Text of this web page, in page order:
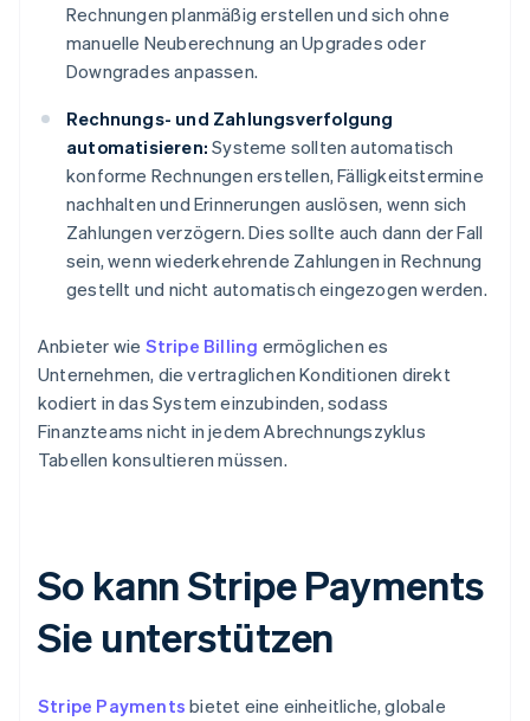
Rechnungen planmäßig erstellen und sich ohne
manuelle Neuberechnung an Upgrades oder
Downgrades anpassen.
Rechnungs- und Zahlungsverfolgung
automatisieren: Systeme sollten automatisch
konforme Rechnungen erstellen, Fälligkeitstermine
nachhalten und Erinnerungen auslösen, wenn sich
Zahlungen verzögern. Dies sollte auch dann der Fall
sein, wenn wiederkehrende Zahlungen in Rechnung
gestellt und nicht automatisch eingezogen werden.
Anbieter wie Stripe Billing ermöglichen es
Unternehmen, die vertraglichen Konditionen direkt
kodiert in das System einzubinden, sodass
Finanzteams nicht in jedem Abrechnungszyklus
Tabellen konsultieren müssen.
So kann Stripe Payments
Sie unterstützen
Stripe Payments bietet eine einheitliche, globale